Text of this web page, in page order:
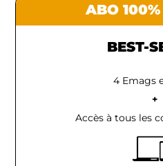
ABO
BEST-
4 Emags
+
Accès à tous les